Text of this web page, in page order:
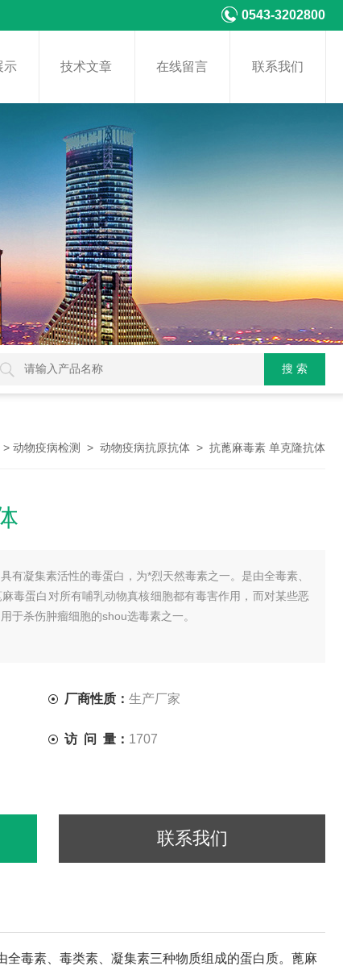
0543-3202800
示 技术文章 在线留言 联系我们
> 动物疫病检测 > 动物疫病抗原抗体 > 抗蓖麻毒素 单克隆抗体
有凝集素活性的毒蛋白，为*烈天然毒素之一。是由全毒素、
毒蛋白对所有哺乳动物真核细胞都有毒害作用，而对某些恶
于杀伤肿瘤细胞的shou选毒素之一。
厂商性质： 生产厂家
访 问 量： 1707
联系我们
毒素、毒类素、凝集素三种物质组成的蛋白质。 蓖麻